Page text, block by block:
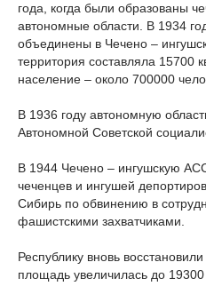
года, когда были образованы
автономные области. В 1934
объединены в Чечено –
территория составляла 15700
население – около 700000
В 1936 году автономную
Автономной Советской
В 1944 Чечено – ингушскую
чеченцев и ингушей
Сибирь по обвинению в
фашистскими захватчиками.
Республику вновь
площадь увеличилась до 19300